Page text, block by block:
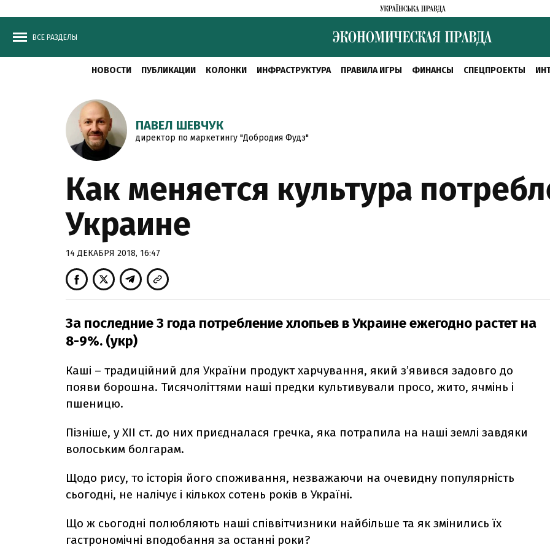
ВСЕ РАЗДЕЛЫ
НОВОСТИ ПУБЛИКАЦИИ КОЛОНКИ ИНФРАСТРУКТУРА ПРАВИЛА ИГРЫ ФИНАНСЫ СПЕЦПРОЕКТЫ
ПАВЕЛ ШЕВЧУК
директор по маркетингу "Добродия Фудз"
Как меняется культура
Украине
14 ДЕКАБРЯ 2018, 16:47
За последние 3 года потребление хлопьев в Украине ежегодно растет на
8-9%. (укр)
Каші – традиційний для України продукт харчування, який з’явився задовго до
появи борошна. Тисячоліттями наші предки культивували просо, жито, ячмінь і
пшеницю.
Пізніше, у ХІІ ст. до них приєдналася гречка, яка потрапила на наші землі завдяки
волоським болгарам.
Щодо рису, то історія його споживання, незважаючи на очевидну популярність
сьогодні, не налічує і кількох сотень років в Україні.
Що ж сьогодні полюбляють наші співвітчизники найбільше та як змінились їх
гастрономічні вподобання за останні роки?